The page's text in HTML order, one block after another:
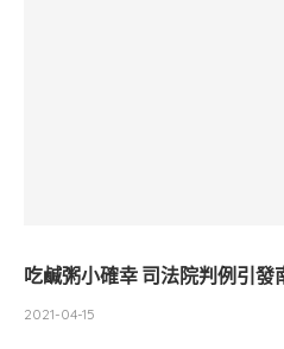
吃鹹粥小確幸 司法院判例引發
2021-04-15